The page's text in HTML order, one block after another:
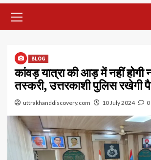
Menu
BLOG
कांवड़ यात्रा की आड़ में नहीं होगी
तस्करी, उत्तरकाशी पुलिस रखेगी
uttrakhanddiscovery.com 10 July 2024 0